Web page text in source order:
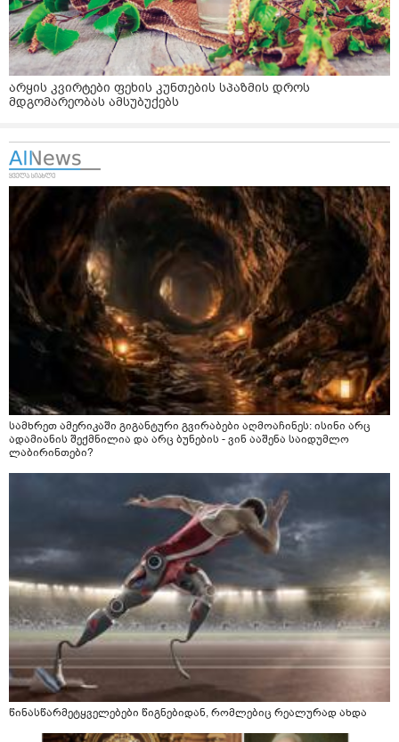
არყის კვირტები ფეხის კუნთების სპაზმის დროს
მდგომარეობას ამსუბუქებს
სამხრეთ ამერიკაში გიგანტური გვირაბები აღმოაჩინეს: ისინი არც
ადამიანის შექმნილია და არც ბუნების - ვინ ააშენა საიდუმლო
ლაბირინთები?
წინასწარმეტყველებები წიგნებიდან, რომლებიც რეალურად ახდა